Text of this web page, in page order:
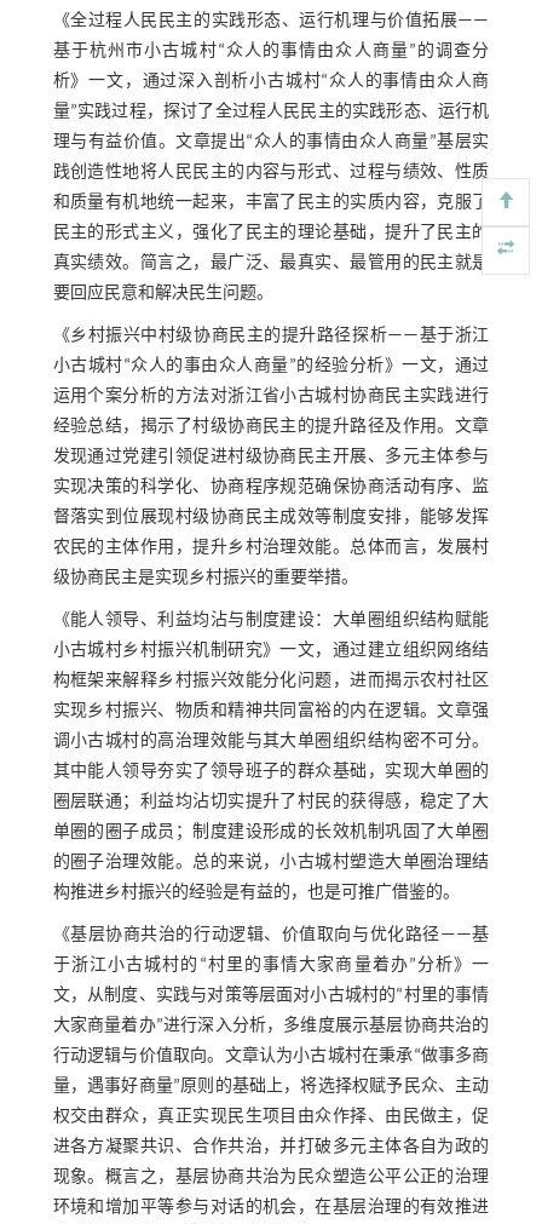
《全过程人民民主的实践形态、运行机理与价值拓展——
基于杭州市小古城村“众人的事情由众人商量”的调查分
析》一文，通过深入剖析小古城村“众人的事情由众人商
量”实践过程，探讨了全过程人民民主的实践形态、运行机
理与有益价值。文章提出“众人的事情由众人商量”基层实
践创造性地将人民民主的内容与形式、过程与绩效、性质
和质量有机地统一起来，丰富了民主的实质内容，克服了
民主的形式主义，强化了民主的理论基础，提升了民主的
真实绩效。简言之，最广泛、最真实、最管用的民主就是
要回应民意和解决民生问题。
《乡村振兴中村级协商民主的提升路径探析——基于浙江
小古城村“众人的事由众人商量”的经验分析》一文，通过
运用个案分析的方法对浙江省小古城村协商民主实践进行
经验总结，揭示了村级协商民主的提升路径及作用。文章
发现通过党建引领促进村级协商民主开展、多元主体参与
实现决策的科学化、协商程序规范确保协商活动有序、监
督落实到位展现村级协商民主成效等制度安排，能够发挥
农民的主体作用，提升乡村治理效能。总体而言，发展村
级协商民主是实现乡村振兴的重要举措。
《能人领导、利益均沾与制度建设：大单圈组织结构赋能
小古城村乡村振兴机制研究》一文，通过建立组织网络结
构框架来解释乡村振兴效能分化问题，进而揭示农村社区
实现乡村振兴、物质和精神共同富裕的内在逻辑。文章强
调小古城村的高治理效能与其大单圈组织结构密不可分。
其中能人领导夯实了领导班子的群众基础，实现大单圈的
圈层联通；利益均沾切实提升了村民的获得感，稳定了大
单圈的圈子成员；制度建设形成的长效机制巩固了大单圈
的圈子治理效能。总的来说，小古城村塑造大单圈治理结
构推进乡村振兴的经验是有益的，也是可推广借鉴的。
《基层协商共治的行动逻辑、价值取向与优化路径——基
于浙江小古城村的“村里的事情大家商量着办”分析》一
文，从制度、实践与对策等层面对小古城村的“村里的事情
大家商量着办”进行深入分析，多维度展示基层协商共治的
行动逻辑与价值取向。文章认为小古城村在秉承“做事多商
量，遇事好商量”原则的基础上，将选择权赋予民众、主动
权交由群众，真正实现民生项目由众作择、由民做主，促
进各方凝聚共识、合作共治，并打破多元主体各自为政的
现象。概言之，基层协商共治为民众塑造公平公正的治理
环境和增加平等参与对话的机会，在基层治理的有效推进